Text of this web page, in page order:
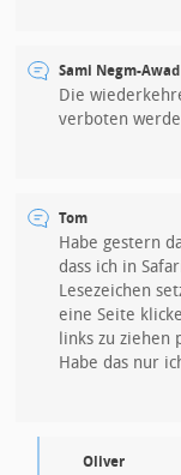
Sami Negm-Awad
Die
verboten
Tom
Habe gestern
dass ich in
Lesezeichen
eine Seite
links zu ziehen
Habe das nur
Oliver